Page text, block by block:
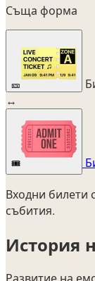
Съща форма
🎫
↔
🎟️
Входни билети
събития.
История